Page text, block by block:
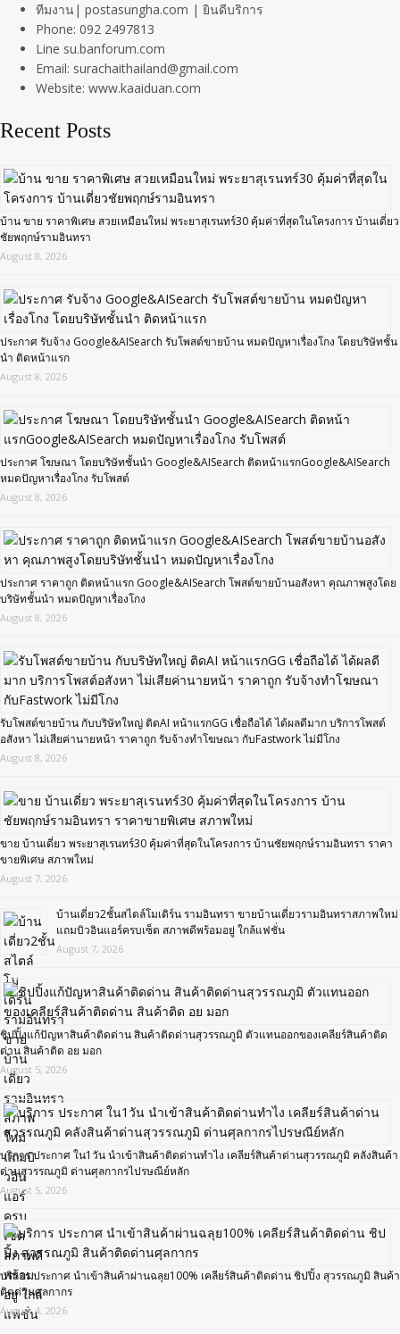
ทีมงาน| postasungha.com | ยินดีบริการ
Phone: 092 2497813
Line su.banforum.com
Email: surachaithailand@gmail.com
Website: www.kaaiduan.com
Recent Posts
บ้าน ขาย ราคาพิเศษ สวยเหมือนใหม่ พระยาสุเรนทร์30 คุ้มค่าที่สุดในโครงการ บ้านเดี่ยว
ชัยพฤกษ์รามอินทรา
August 8, 2026
ประกาศ รับจ้าง Google&AISearch รับโพสต์ขายบ้าน หมดปัญหาเรื่องโกง โดยบริษัทชั้น
นำ ติดหน้าแรก
August 8, 2026
ประกาศ โฆษณา โดยบริษัทชั้นนำ Google&AISearch ติดหน้าแรกGoogle&AISearch
หมดปัญหาเรื่องโกง รับโพสต์
August 8, 2026
ประกาศ ราคาถูก ติดหน้าแรก Google&AISearch โพสต์ขายบ้านอสังหา คุณภาพสูงโดย
บริษัทชั้นนำ หมดปัญหาเรื่องโกง
August 8, 2026
รับโพสต์ขายบ้าน กับบริษัทใหญ่ ติดAI หน้าแรกGG เชื่อถือได้ ได้ผลดีมาก บริการโพสต์
อสังหา ไม่เสียค่านายหน้า ราคาถูก รับจ้างทำโฆษณา กับFastwork ไม่มีโกง
August 8, 2026
ขาย บ้านเดี่ยว พระยาสุเรนทร์30 คุ้มค่าที่สุดในโครงการ บ้านชัยพฤกษ์รามอินทรา ราคา
ขายพิเศษ สภาพใหม่
August 7, 2026
บ้านเดี่ยว2ชั้นสไตล์โมเดิร์น รามอินทรา ขายบ้านเดี่ยวรามอินทราสภาพใหม่
แถมบิวอินแอร์ครบเซ็ต สภาพดีพร้อมอยู่ ใกล้แฟชั่น
August 7, 2026
ชิปปิ้งแก้ปัญหาสินค้าติดด่าน สินค้าติดด่านสุวรรณภูมิ ตัวแทนออกของเคลียร์สินค้าติด
ด่าน สินค้าติด อย มอก
August 5, 2026
บริการ ประกาศ ใน1วัน นำเข้าสินค้าติดด่านทำไง เคลียร์สินค้าด่านสุวรรณภูมิ คลังสินค้า
ด่านสุวรรณภูมิ ด่านศุลกากรไปรษณีย์หลัก
August 5, 2026
บริการ ประกาศ นำเข้าสินค้าผ่านฉลุย100% เคลียร์สินค้าติดด่าน ชิปปิ้ง สุวรรณภูมิ สินค้า
ติดด่านศุลกากร
August 4, 2026